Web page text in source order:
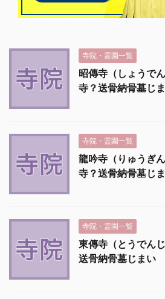
寺院・霊園一覧
昭傳寺（しょうで
寺？送骨納骨墓じ
寺院・霊園一覧
龍吟寺（りゅうぎ
寺？送骨納骨墓じ
寺院・霊園一覧
東傳寺（とうでん
送骨納骨墓じまい